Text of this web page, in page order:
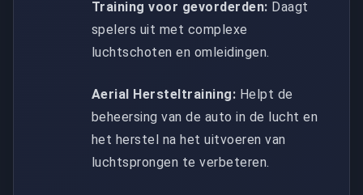
Training voor gevorderden: Daagt
spelers uit met complexe
luchtschoten en omleidingen.
Aerial Hersteltraining: Helpt de
beheersing van de auto in de lucht en
het herstel na het uitvoeren van
luchtsprongen te verbeteren.